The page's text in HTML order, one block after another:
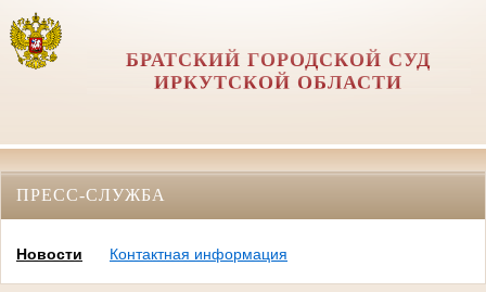
БРАТСКИЙ ГОРОДСКОЙ СУД
ИРКУТСКОЙ ОБЛАСТИ
ПРЕСС-СЛУЖБА
Новости Контактная информация